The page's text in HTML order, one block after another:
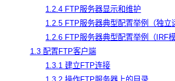
1.2.4 FTP服务器显示和维护
1.2.5 FTP服务器典型配置举例（独立
1.2.6 FTP服务器典型配置举例（IRF模
1.3 配置FTP客户端
1.3.1 建立FTP连接